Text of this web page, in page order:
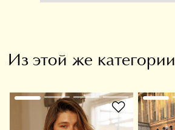
Из этой же категории